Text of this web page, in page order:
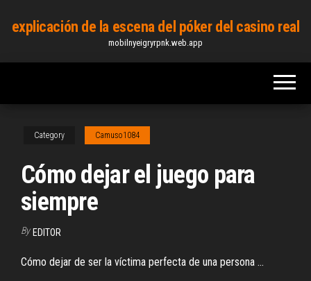
content
explicación de la escena del póker del casino real
mobilnyeigryrpnk.web.app
Category Camuso1084
Cómo dejar el juego para
siempre
By EDITOR
Cómo dejar de ser la víctima perfecta de una persona ...